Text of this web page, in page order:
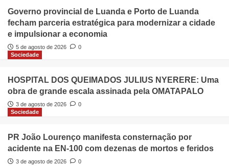
Governo provincial de Luanda e Porto de Luanda
fecham parceria estratégica para modernizar a cidade
e impulsionar a economia
5 de agosto de 2026
0
Sociedade
HOSPITAL DOS QUEIMADOS JULIUS NYERERE: Uma
obra de grande escala assinada pela OMATAPALO
3 de agosto de 2026
0
Sociedade
PR João Lourenço manifesta consternação por
acidente na EN-100 com dezenas de mortos e feridos
3 de agosto de 2026 0